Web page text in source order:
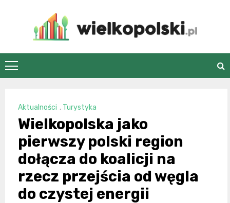
wielkopolski.pl
Aktualności , Turystyka
Wielkopolska jako
pierwszy polski region
dołącza do koalicji na
rzecz przejścia od węgla
do czystej energii